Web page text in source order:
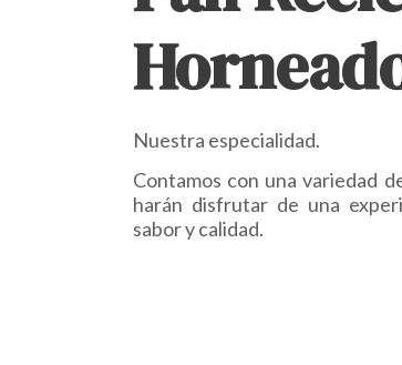
Nuestra especialidad.
Contamos con una variedad
harán disfrutar de una
sabor y calidad.